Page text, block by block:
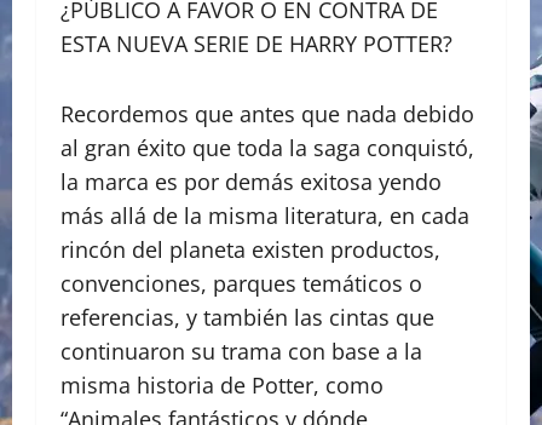
¿PÚBLICO A FAVOR O EN CONTRA DE
ESTA NUEVA SERIE DE HARRY POTTER?
Recordemos que antes que nada debido
al gran éxito que toda la saga conquistó,
la marca es por demás exitosa yendo
más allá de la misma literatura, en cada
rincón del planeta existen productos,
convenciones, parques temáticos o
referencias, y también las cintas que
continuaron su trama con base a la
misma historia de Potter, como